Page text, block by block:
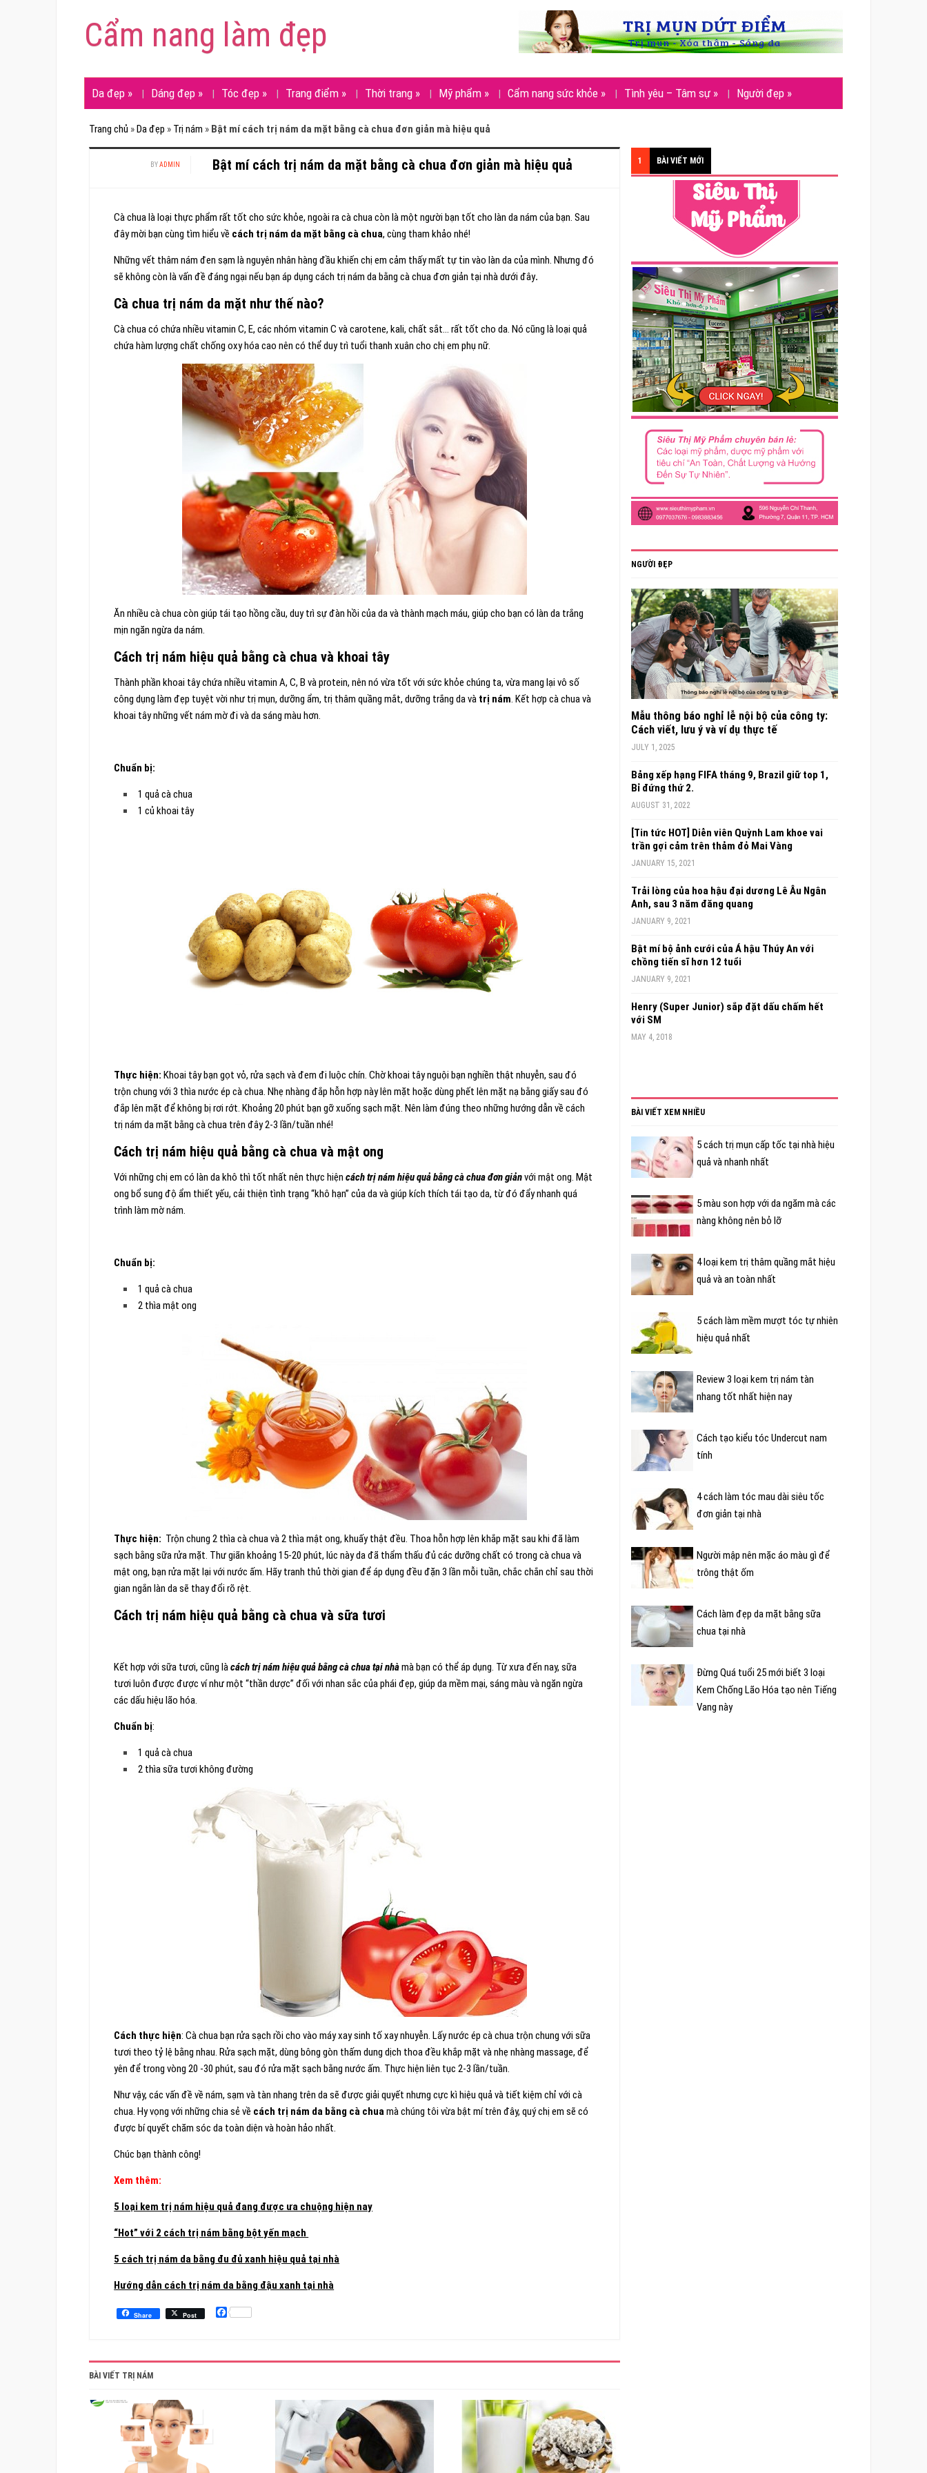
Cẩm nang làm đẹp
Da đẹp » Dáng đẹp » Tóc đẹp » Trang điểm » Thời trang » Mỹ phẩm » Cẩm nang sức khỏe » Tình yêu – Tâm sự » Người đẹp »
Trang chủ »Da đẹp » Trị nám » Bật mí cách trị nám da mặt bằng cà chua đơn giản mà hiệu quả
BYADMIN Bật mí cách trị nám da mặt bằng cà chua đơn giản mà hiệu quả
Cà chua là loại thực phẩm rất tốt cho sức khỏe, ngoài ra cà chua còn là một người bạn tốt cho làn da nám của bạn. Sau
đây mời bạn cùng tìm hiểu về cách trị nám da mặt bằng cà chua, cùng tham khảo nhé!
Những vết thâm nám đen sạm là nguyên nhân hàng đầu khiến chị em cảm thấy mất tự tin vào làn da của mình. Nhưng đó
sẽ không còn là vấn đề đáng ngại nếu bạn áp dụng cách trị nám da bằng cà chua đơn giản tại nhà dưới đây.
Cà chua trị nám da mặt như thế nào?
Cà chua có chứa nhiều vitamin C, E, các nhóm vitamin C và carotene, kali, chất sắt… rất tốt cho da. Nó cũng là loại quả
chứa hàm lượng chất chống oxy hóa cao nên có thể duy trì tuổi thanh xuân cho chị em phụ nữ.
Ăn nhiều cà chua còn giúp tái tạo hồng cầu, duy trì sự đàn hồi của da và thành mạch máu, giúp cho bạn có làn da trắng
mịn ngăn ngừa da nám.
Cách trị nám hiệu quả bằng cà chua và khoai tây
Thành phần khoai tây chứa nhiều vitamin A, C, B​​ và protein, nên nó vừa tốt với sức khỏe chúng ta, vừa mang lại vô số
công dụng làm đẹp tuyệt vời như trị mụn, dưỡng ẩm, trị thâm quầng mắt, dưỡng trắng da và trị nám. Kết hợp cà chua và
khoai tây những vết nám mờ đi và da sáng màu hơn.
Chuẩn bị:
1 quả cà chua
1 củ khoai tây
Thực hiện: Khoai tây bạn gọt vỏ, rửa sạch và đem đi luộc chín. Chờ khoai tây nguội bạn nghiền thật nhuyễn, sau đó
trộn chung với 3 thìa nước ép cà chua. Nhẹ nhàng đắp hỗn hợp này lên mặt hoặc dùng phết lên mặt nạ bằng giấy sau đó
đắp lên mặt để không bị rơi rớt. Khoảng 20 phút bạn gỡ xuống sạch mặt. Nên làm đúng theo những hướng dẫn về cách
trị nám da mặt bằng cà chua trên đây 2-3 lần/tuần nhé!
Cách trị nám hiệu quả bằng cà chua và mật ong
Với những chị em có làn da khô thì tốt nhất nên thực hiệncách trị nám hiệu quả bằng cà chua đơn giảnvới mật ong. Mật
ong bổ sung độ ẩm thiết yếu, cải thiện tình trạng “khô hạn” của da và giúp kích thích tái tạo da, từ đó đẩy nhanh quá
trình làm mờ nám.
Chuẩn bị:
1 quả cà chua
2 thìa mật ong
Thực hiện: Trộn chung 2 thìa cà chua và 2 thìa mật ong, khuấy thật đều. Thoa hỗn hợp lên khắp mặt sau khi đã làm
sạch bằng sữa rửa mặt. Thư giãn khoảng 15-20 phút, lúc này da đã thẩm thấu đủ các dưỡng chất có trong cà chua và
mật ong, bạn rửa mặt lại với nước ấm. Hãy tranh thủ thời gian để áp dụng đều đặn 3 lần mỗi tuần, chắc chắn chỉ sau thời
gian ngắn làn da sẽ thay đổi rõ rệt.
Cách trị nám hiệu quả bằng cà chua và sữa tươi
Kết hợp với sữa tươi, cũng làcách trị nám hiệu quả bằng cà chua tại nhàmà bạn có thể áp dụng. Từ xưa đến nay, sữa
tươi luôn được được ví như một “thần dược” đối với nhan sắc của phái đẹp, giúp da mềm mại, sáng màu và ngăn ngừa
các dấu hiệu lão hóa.
Chuẩn bị:
1 quả cà chua
2 thìa sữa tươi không đường
Cách thực hiện: Cà chua bạn rửa sạch rồi cho vào máy xay sinh tố xay nhuyễn. Lấy nước ép cà chua trộn chung với sữa
tươi theo tỷ lệ bằng nhau. Rửa sạch mặt, dùng bông gòn thấm dung dịch thoa đều khắp mặt và nhẹ nhàng massage, để
yên để trong vòng 20 -30 phút, sau đó rửa mặt sạch bằng nước ấm. Thực hiện liên tục 2-3 lần/tuần.
Như vậy, các vấn đề về nám, sạm và tàn nhang trên da sẽ được giải quyết nhưng cực kì hiệu quả và tiết kiệm chỉ với cà
chua. Hy vọng với những chia sẻ về cách trị nám da bằng cà chuamà chúng tôi vừa bật mí trên đây, quý chị em sẽ có
được bí quyết chăm sóc da toàn diện và hoàn hảo nhất.
Chúc bạn thành công!
Xem thêm:
5 loại kem trị nám hiệu quả đang được ưa chuộng hiện nay
“Hot” với 2 cách trị nám bằng bột yến mạch
5 cách trị nám da bằng đu đủ xanh hiệu quả tại nhà
Hướng dẫn cách trị nám da bằng đậu xanh tại nhà
Share Post Facebook
BÀI VIẾT TRỊ NÁM
1 BÀI VIẾT MỚI
NGƯỜI ĐẸP
Mẫu thông báo nghỉ lễ nội bộ của công ty:
Cách viết, lưu ý và ví dụ thực tế
JULY 1, 2025
Bảng xếp hạng FIFA tháng 9, Brazil giữ top 1,
Bỉ đứng thứ 2.
AUGUST 31, 2022
[Tin tức HOT] Diễn viên Quỳnh Lam khoe vai
trần gợi cảm trên thảm đỏ Mai Vàng
JANUARY 15, 2021
Trải lòng của hoa hậu đại dương Lê Âu Ngân
Anh, sau 3 năm đăng quang
JANUARY 9, 2021
Bật mí bộ ảnh cưới của Á hậu Thúy An với
chồng tiến sĩ hơn 12 tuổi
JANUARY 9, 2021
Henry (Super Junior) sắp đặt dấu chấm hết
với SM
MAY 4, 2018
BÀI VIẾT XEM NHIỀU
5 cách trị mụn cấp tốc tại nhà hiệu
quả và nhanh nhất
5 màu son hợp với da ngăm mà các
nàng không nên bỏ lỡ
4 loại kem trị thâm quầng mắt hiệu
quả và an toàn nhất
5 cách làm mềm mượt tóc tự nhiên
hiệu quả nhất
Review 3 loại kem trị nám tàn
nhang tốt nhất hiện nay
Cách tạo kiểu tóc Undercut nam
tính
4 cách làm tóc mau dài siêu tốc
đơn giản tại nhà
Người mập nên mặc áo màu gì để
trông thật ốm
Cách làm đẹp da mặt bằng sữa
chua tại nhà
Đừng Quá tuổi 25 mới biết 3 loại
Kem Chống Lão Hóa tạo nên Tiếng
Vang này